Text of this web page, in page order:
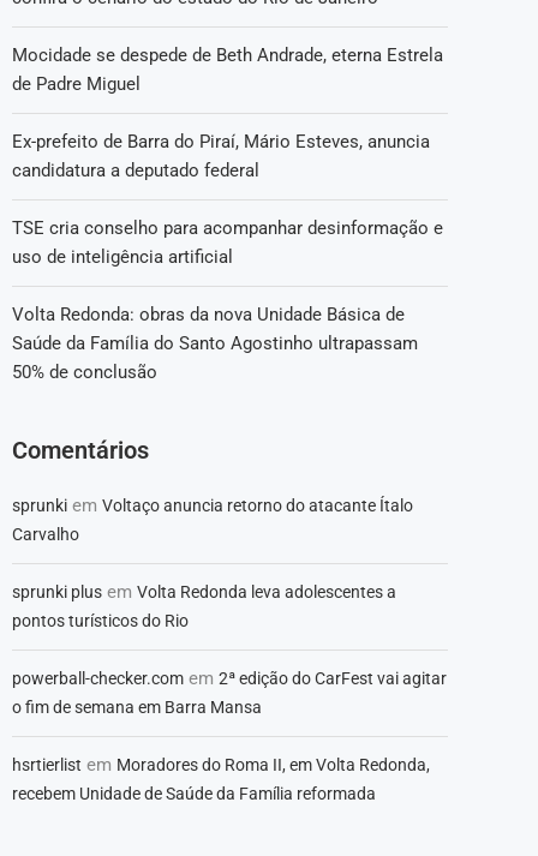
Mocidade se despede de Beth Andrade, eterna Estrela
de Padre Miguel
Ex-prefeito de Barra do Piraí, Mário Esteves, anuncia
candidatura a deputado federal
TSE cria conselho para acompanhar desinformação e
uso de inteligência artificial
Volta Redonda: obras da nova Unidade Básica de
Saúde da Família do Santo Agostinho ultrapassam
50% de conclusão
Comentários
sprunki em Voltaço anuncia retorno do atacante Ítalo
Carvalho
sprunki plus em Volta Redonda leva adolescentes a
pontos turísticos do Rio
powerball-checker.com em 2ª edição do CarFest vai agitar
o fim de semana em Barra Mansa
hsrtierlist em Moradores do Roma II, em Volta Redonda,
recebem Unidade de Saúde da Família reformada